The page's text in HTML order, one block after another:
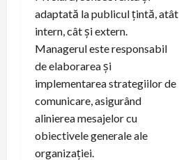
adaptată la publicul țintă, atât
intern, cât și extern.
Managerul este responsabil
de elaborarea și
implementarea strategiilor de
comunicare, asigurând
alinierea mesajelor cu
obiectivele generale ale
organizației.